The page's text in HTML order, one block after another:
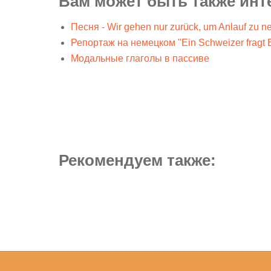
Песня - Wir gehen nur zurück, um Anlauf zu
Репортаж на немецком "Ein Schweizer fragt
Модальные глаголы в пассиве
Рекомендуем также: